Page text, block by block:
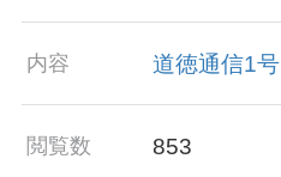
内容 道徳通信1号
閲覧数 853